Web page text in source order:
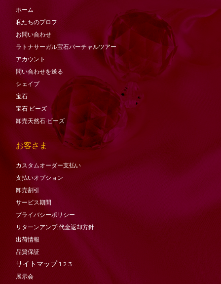
ホーム
私たちのプロフ
お問い合わせ
ラトナサーガル宝石バーチャ​​ルツアー
アカウント
問い合わせを送る
シェイプ
宝石
宝石 ビーズ
卸売天然石·ビーズ
お客さま
カスタムオーダー支払い
支払いオプション
卸売割引
サービス期間
プライバシーポリシー
リターンアンプ;代金返却方針
出荷情報
品質保証
サイトマップ 1 2 3
展示会